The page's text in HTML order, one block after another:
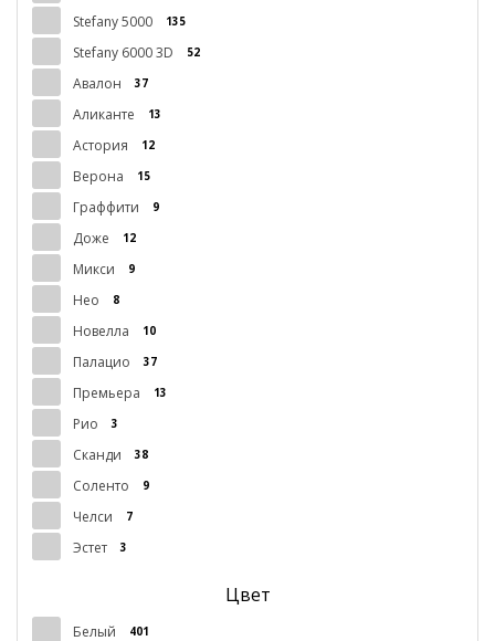
Stefany 5000 135
Stefany 6000 3D 52
Авалон 37
Аликанте 13
Астория 12
Верона 15
Граффити 9
Доже 12
Микси 9
Нео 8
Новелла 10
Палацио 37
Премьера 13
Рио 3
Сканди 38
Соленто 9
Челси 7
Эстет 3
Цвет
Белый 401